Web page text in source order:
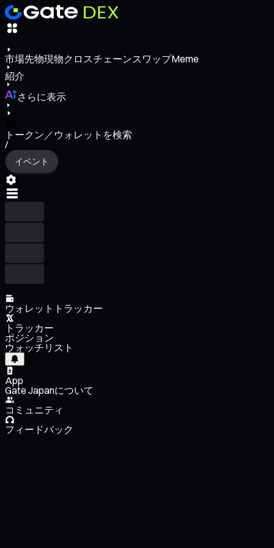
市場先物現物クロスチェーンスワップMeme
紹介
さらに表示
トークン／ウォレットを検索
/
イベント
ウォレットトラッカー
トラッカー
ポジション
ウォッチリスト
App
Gate Japanについて
コミュニティ
フィードバック